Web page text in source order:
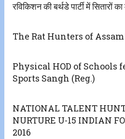
रविकिशन की बर्थडे पार्टी में सितारों
The Rat Hunters of Assam
Physical HOD of
Sports Sangh (Reg.)
NATIONAL TALENT
NURTURE U-15 INDIAN
2016